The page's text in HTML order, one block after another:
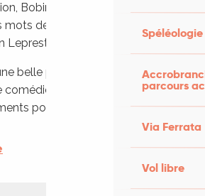
Spéléologie
parcours
Via Ferrata
Vol libre
Bobin Leprest” Alain Klingler
de Christian Bobin et les
Leprest.
belle présence qu’il partage
s’empare
poétiques et...